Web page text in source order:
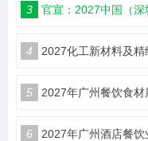
3 官宣：2027中国（
4 2027化工新材料及
5 2027年广州餐饮食
6 2027年广州酒店餐